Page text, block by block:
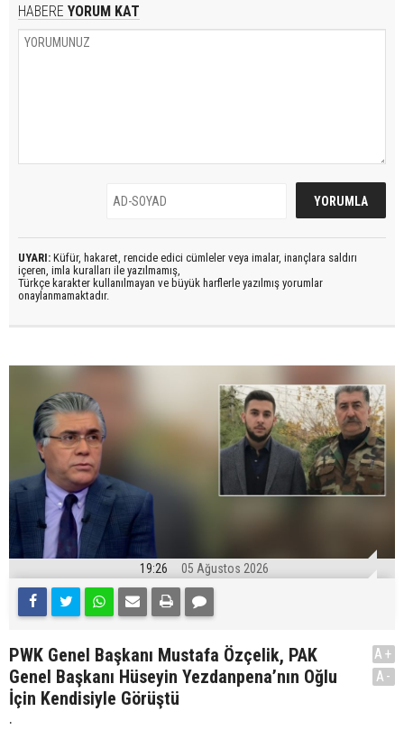
HABERE YORUM KAT
UYARI: Küfür, hakaret, rencide edici cümleler veya imalar, inançlara saldırı
içeren, imla kuralları ile yazılmamış,
Türkçe karakter kullanılmayan ve büyük harflerle yazılmış yorumlar
onaylanmamaktadır.
19:26 05 Ağustos 2026
PWK Genel Başkanı Mustafa Özçelik, PAK
Genel Başkanı Hüseyin Yezdanpena’nın Oğlu
İçin Kendisiyle Görüştü
.
A+
A-